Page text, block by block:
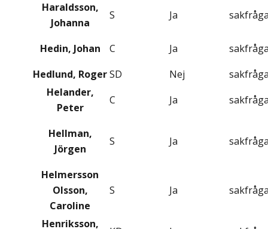
Haraldsson,
Johanna
S Ja
Hedin, Johan C Ja
Hedlund, RogerSD Nej
Helander,
Peter
C Ja
Hellman,
Jörgen
S Ja
Helmersson
Olsson,
Caroline
S Ja
Henriksson,